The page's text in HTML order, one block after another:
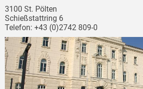
3100 St. Pölten
Schießstattring 6
Telefon: +43 (0)2742 809-0